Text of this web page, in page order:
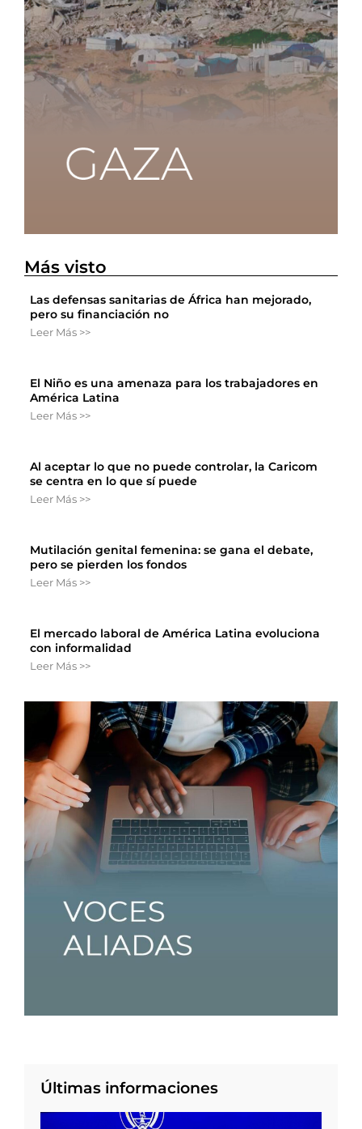
Más visto
Las defensas sanitarias de África han mejorado,
pero su financiación no
Leer Más >>
El Niño es una amenaza para los trabajadores en
América Latina
Leer Más >>
Al aceptar lo que no puede controlar, la Caricom
se centra en lo que sí puede
Leer Más >>
Mutilación genital femenina: se gana el debate,
pero se pierden los fondos
Leer Más >>
El mercado laboral de América Latina evoluciona
con informalidad
Leer Más >>
Últimas informaciones